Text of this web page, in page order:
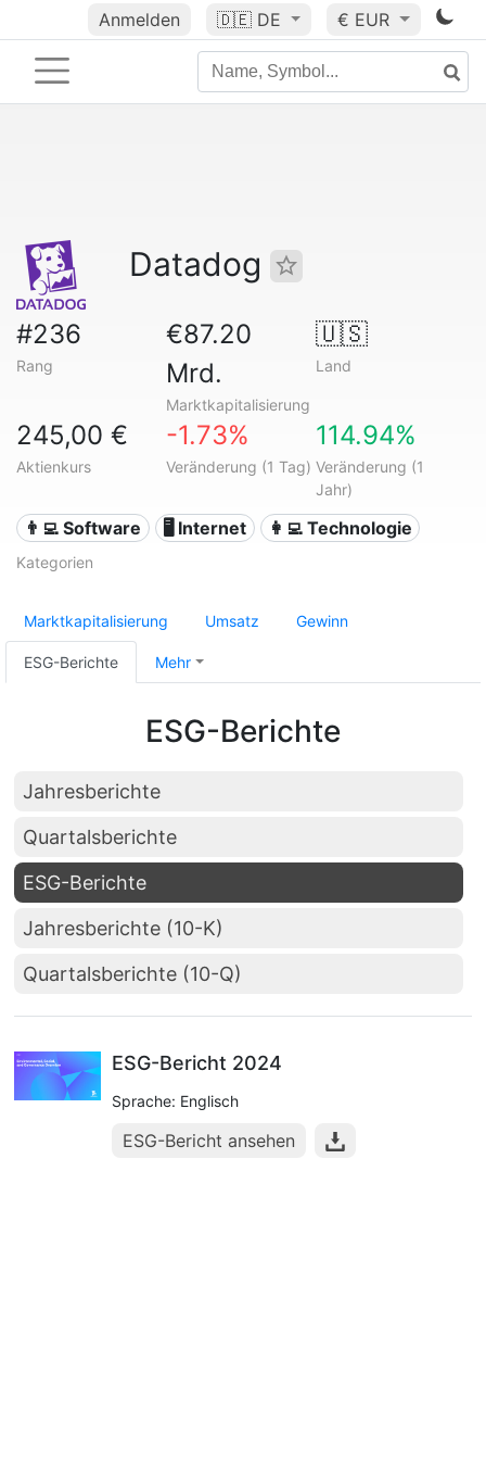
Anmelden 🇩🇪 DE € EUR
Datadog
#236
Rang
€87.20
Mrd.
Marktkapitalisierung
🇺🇸
Land
245,00 €
Aktienkurs
-1.73%
Veränderung (1 Tag)
114.94%
Veränderung (1
Jahr)
👨‍💻 Software 🖥️ Internet 👩‍💻 Technologie
Kategorien
Marktkapitalisierung Umsatz Gewinn
ESG-Berichte Mehr
ESG-Berichte
Jahresberichte
Quartalsberichte
ESG-Berichte
Jahresberichte (10-K)
Quartalsberichte (10-Q)
ESG-Bericht 2024
Sprache: Englisch
ESG-Bericht ansehen